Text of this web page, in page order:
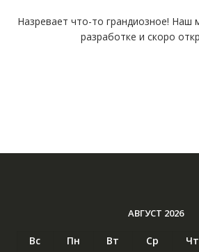
Назревает что-то грандиозное! Наш
разработке и скоро
АВГУСТ 2026
Вс Пн Вт Ср Чт